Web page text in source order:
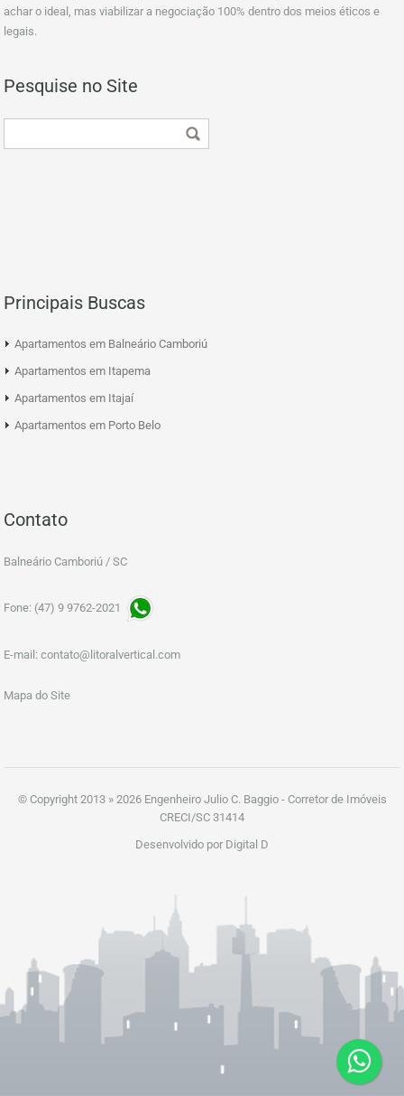
achar o ideal, mas viabilizar a negociação 100% dentro dos meios éticos e
legais.
Pesquise no Site
Principais Buscas
Apartamentos em Balneário Camboriú
Apartamentos em Itapema
Apartamentos em Itajaí
Apartamentos em Porto Belo
Contato
Balneário Camboriú / SC
Fone: (47) 9 9762-2021
E-mail: contato@litoralvertical.com
Mapa do Site
© Copyright 2013 » 2026 Engenheiro Julio C. Baggio - Corretor de Imóveis
CRECI/SC 31414
Desenvolvido por Digital D